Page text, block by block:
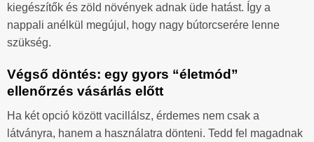
kiegészítők és zöld növények adnak üde hatást. Így a
nappali anélkül megújul, hogy nagy bútorcserére lenne
szükség.
Végső döntés: egy gyors “életmód”
ellenőrzés vásárlás előtt
Ha két opció között vacillálsz, érdemes nem csak a
látványra, hanem a használatra dönteni. Tedd fel magadnak